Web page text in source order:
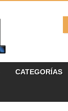
CATEGORÍAS